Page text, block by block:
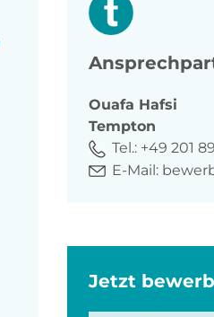
Ouafa Hafsi
Tempton
Tel.: +49 201
E-Mail:
Jetzt